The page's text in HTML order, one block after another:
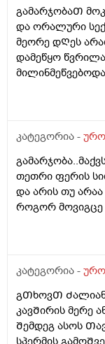
გამარჯობაᲗ
და ორალური
მეორე დᲦეს
დამეწყო
კონკრეტული
რო ვᲨარდავდი
Ჩერდებოდა
გამონაყრის
აგარ მაწუხებდა
გაიარა მერე
წერტილი
გვერდზეც ორი
მტკიოდა ეგ
ყველაფერი
ვიᲦაც
კატეგორია -
თეთრი ფერის
და არის თუ
როგორ მოვიგცე
კატეგორია -
გᲗხოვᲗ Ძალიან
კავᲨირის მერე
Შემდეგ ასოს